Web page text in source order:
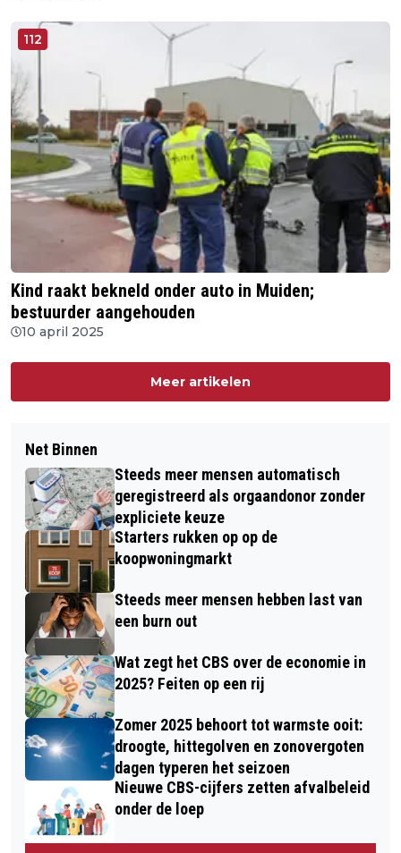
112
Kind raakt bekneld onder auto in Muiden;
bestuurder aangehouden
10 april 2025
Meer artikelen
Net Binnen
Steeds meer mensen automatisch
geregistreerd als orgaandonor zonder
expliciete keuze
Starters rukken op op de
koopwoningmarkt
Steeds meer mensen hebben last van
een burn out
Wat zegt het CBS over de economie in
2025? Feiten op een rij
Zomer 2025 behoort tot warmste ooit:
droogte, hittegolven en zonovergoten
dagen typeren het seizoen
Nieuwe CBS-cijfers zetten afvalbeleid
onder de loep